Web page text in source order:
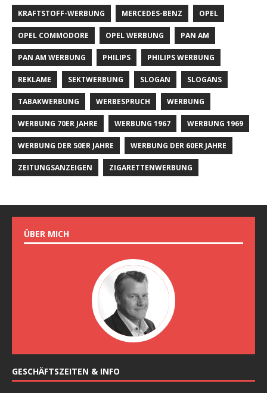
KRAFTSTOFF-WERBUNG MERCEDES-BENZ OPEL
OPEL COMMODORE OPEL WERBUNG PAN AM
PAN AM WERBUNG PHILIPS PHILIPS WERBUNG
REKLAME SEKTWERBUNG SLOGAN SLOGANS
TABAKWERBUNG WERBESPRUCH WERBUNG
WERBUNG 70ER JAHRE WERBUNG 1967 WERBUNG 1969
WERBUNG DER 50ER JAHRE WERBUNG DER 60ER JAHRE
ZEITUNGSANZEIGEN ZIGARETTENWERBUNG
ÜBER MICH
GESCHÄFTSZEITEN & INFO